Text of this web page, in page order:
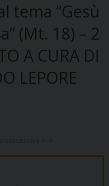
tema “Gesù
(Mt. 18) – 2
A CURA DI
LEPORE